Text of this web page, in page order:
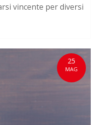
vincente per diversi
25
MAG